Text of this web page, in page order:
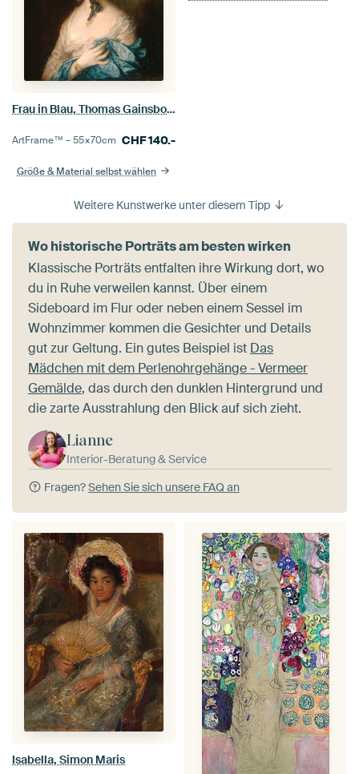
Frau in Blau, Thomas Gainsborough.
ArtFrame™ –55×70cm CHF140.-
Größe & Material selbst wählen
Weitere Kunstwerke unter diesem Tipp
Wo historische Porträts am besten wirken
Klassische Porträts entfalten ihre Wirkung dort, wo
du in Ruhe verweilen kannst. Über einem
Sideboard im Flur oder neben einem Sessel im
Wohnzimmer kommen die Gesichter und Details
gut zur Geltung. Ein gutes Beispiel ist Das
Mädchen mit dem Perlenohrgehänge - Vermeer
Gemälde, das durch den dunklen Hintergrund und
die zarte Ausstrahlung den Blick auf sich zieht.
Lianne
Interior-Beratung & Service
Fragen?Sehen Sie sich unsere FAQ an
Isabella, Simon Maris